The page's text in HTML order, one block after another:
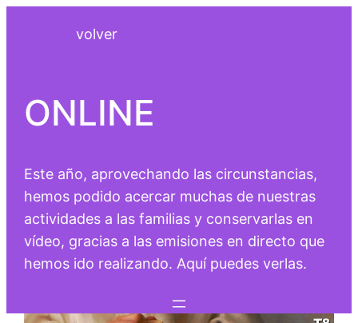
volver
ONLINE
Este año, aprovechando las circunstancias,
hemos podido acercar muchas de nuestras
actividades a las familias y conservarlas en
vídeo, gracias a las emisiones en directo que
hemos ido realizando. Aquí puedes verlas.